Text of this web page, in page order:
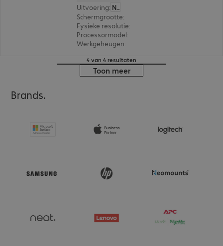
Uitvoering:
Nederland
Schermgrootte:
Fysieke resolutie:
Processormodel:
Werkgeheugen:
4 van 4 resultaten
Toon meer
Brands.